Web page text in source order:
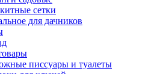
сетки
для дачников
писсуары и туалеты